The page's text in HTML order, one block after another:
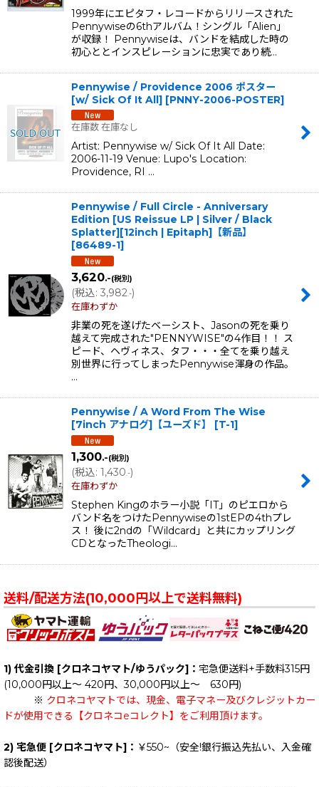
1999年にエピタフ・レコードからリリースされた
Pennywiseの6thアルバム！シングル「Alien」
が収録！ Pennywiseは、バンドを結成した時の
初心ととインスピレーションに忠実であり続…
Pennywise / Providence 2006 ポスター
[w/ Sick Of It All] [PNNY-2006-POSTER]
在庫数 在庫なし
Artist: Pennywise w/ Sick Of It All Date:
2006-11-19 Venue: Lupo's Location:
Providence, RI …
Pennywise / Full Circle - Anniversary
Edition [US Reissue LP | Silver / Black
Splatter][12inch | Epitaph]【新品】
[86489-1]
3,620.-(税別)
(税込: 3,982.-)
在庫わずか
非業の死を遂げたベーシスト、Jasonの死を乗り
越えて完成された"PENNYWISE"の4作目！！ ス
ピード、ヘヴィネス、タフ・・・全てを乗り越え
別世界に行ってしまったPennywise渾身の作品。
…
Pennywise / A Word From The Wise
[7inch アナログ]【ユーズド】
[T-1]
1,300.-(税別)
(税込: 1,430.-)
在庫わずか
Stephen Kingのホラー小説「IT」のピエロから
バンド名をつけたPennywiseの1stEPの4thプレ
ス！ 後に2ndの「Wildcard」と共にカップリング
CDとなったTheologi…
送料/配送方法(10,000円以上で送料無料)
1) 代金引換 [クロネコヤマト/ゆうパック]： 宅急便送料+手数料315円
(10,000円以上～ 420円、30,000円以上～ 630円)
※ クロネコヤマトでは、現金、電子マネー及びクレジットカー
ドが使用できる【クロネコeコレクト】をご利用頂けます。
2) 宅急便 [クロネコヤマト]： ￥550~（安全!銀行振込先払い、入金確
認後配送）